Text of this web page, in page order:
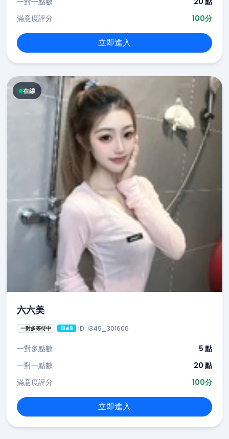
滿意度評分
100分
立即進入
在線
六六美
一對多等待中 i349 ID: i349_301606
一對多點數
5 點
一對一點數
20 點
滿意度評分
100分
立即進入